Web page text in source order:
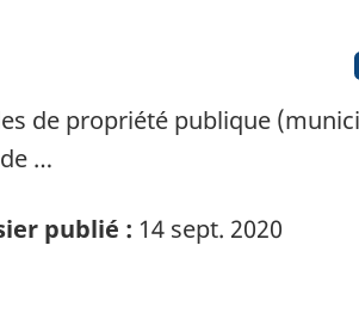
de propriété publique
…
publié : 14 sept. 2020